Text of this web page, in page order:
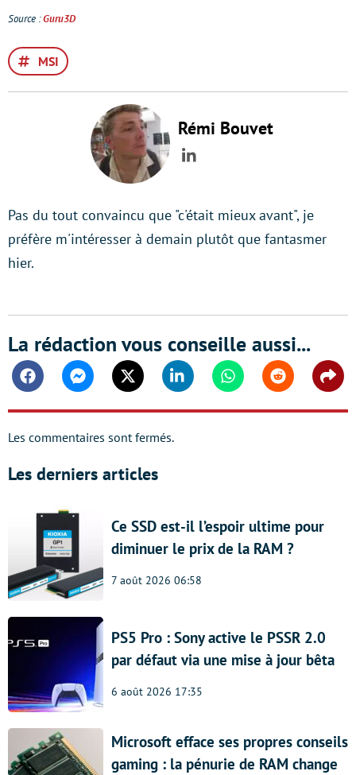
Source :Guru3D
MSI
Rémi Bouvet
LinkedIn
Pas du tout convaincu que "c'était mieux avant", je
préfère m'intéresser à demain plutôt que fantasmer
hier.
La rédaction vous conseille aussi...
FacebookMessengerTwitter Linkedin WhatsappReddit
Les commentaires sont fermés.
Les derniers articles
Ce SSD est-il l’espoir ultime pour
diminuer le prix de la RAM ?
7 août 2026 06:58
PS5 Pro : Sony active le PSSR 2.0
par défaut via une mise à jour bêta
6 août 2026 17:35
Microsoft efface ses propres conseils
gaming : la pénurie de RAM change